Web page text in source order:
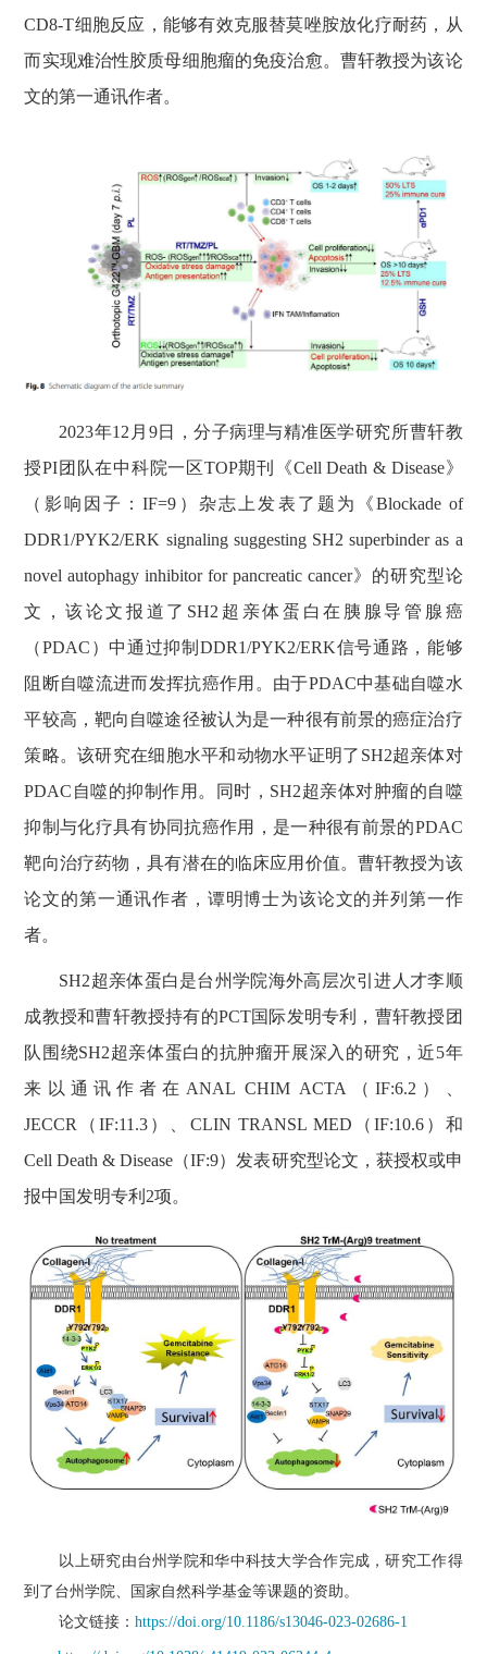
CD8-T细胞反应，能够有效克服替莫唑胺放化疗耐药，从
而实现难治性胶质母细胞瘤的免疫治愈。曹轩教授为该论
文的第一通讯作者。
2023年12 月 9日，分子病理与精准医学研究所曹轩教
授PI团队在中科院一区TOP期刊《Cell Death & Disease》
（影响因子：IF=9 ）杂志上发表了题为《Blockade of
DDR1/PYK2/ERK signaling suggesting SH2 superbinder as a
novel autophagy inhibitor for pancreatic cancer》的研究型论
文，该论文报道了 SH2 超亲体蛋白在胰腺导管腺癌
（PDAC ）中通过抑制 DDR1/PYK2/ERK信号通路，能够
阻断自噬流进而发挥抗癌作用。由于PDAC中基础自噬水
平较高，靶向自噬途径被认为是一种很有前景的癌症治疗
策略。该研究在细胞水平和动物水平证明了 SH2超亲体对
PDAC 自噬的抑制作用。同时， SH2超亲体对肿瘤的自噬
抑制与化疗具有协同抗癌作用，是一种很有前景的PDAC
靶向治疗药物，具有潜在的临床应用价值。曹轩教授为该
论文的第一通讯作者，谭明博士为该论文的并列第一作
者。
SH2超亲体蛋白是台州学院海外高层次引进人才李顺
成教授和曹轩教授持有的PCT国际发明专利，曹轩教授团
队围绕SH2超亲体蛋白的抗肿瘤开展深入的研究，近5年
来以通讯作者在 ANAL CHIM ACTA （IF:6.2 ）、
JECCR
（IF:11.3 ）、 CLIN TRANSL MED （ IF:10.6）和
Cell Death & Disease （IF:9）发表研究型论文，获授权或申
报中国发明专利 2项。
以上研究由台州学院和华中科技大学合作完成，研究工作得
到了台州学院、国家自然科学基金等课题的资助。
论文链接：https://doi.org/10.1186/s13046-023-02686-1